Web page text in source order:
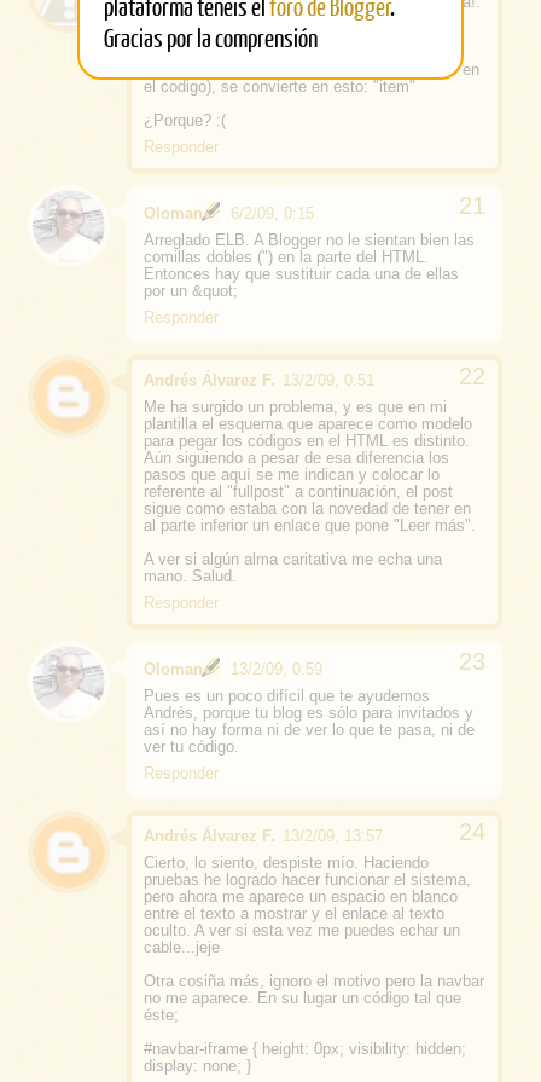
Verás, lo he puesto todo exactamente como
dices ahí. Cuando guardo plantilla, me doy
cuenta de que la palabra "item" (que aparece en
el codigo), se convierte en esto: "item"
¿Porque? :(
Responder
Oloman
6/2/09, 0:15
Arreglado ELB. A Blogger no le sientan bien las
comillas dobles (") en la parte del HTML.
Entonces hay que sustituir cada una de ellas
por un &quot;
Responder
Andrés Álvarez F. 13/2/09, 0:51
Me ha surgido un problema, y es que en mi
plantilla el esquema que aparece como modelo
para pegar los códigos en el HTML es distinto.
Aún siguiendo a pesar de esa diferencia los
pasos que aquí se me indican y colocar lo
referente al "fullpost" a continuación, el post
sigue como estaba con la novedad de tener en
al parte inferior un enlace que pone "Leer más".
A ver si algún alma caritativa me echa una
mano. Salud.
Responder
Oloman
13/2/09, 0:59
Pues es un poco difícil que te ayudemos
Andrés, porque tu blog es sólo para invitados y
así no hay forma ni de ver lo que te pasa, ni de
ver tu código.
Responder
Andrés Álvarez F. 13/2/09, 13:57
Cierto, lo siento, despiste mío. Haciendo
pruebas he logrado hacer funcionar el sistema,
pero ahora me aparece un espacio en blanco
entre el texto a mostrar y el enlace al texto
oculto. A ver si esta vez me puedes echar un
cable...jeje
Otra cosiña más, ignoro el motivo pero la navbar
no me aparece. En su lugar un código tal que
éste;
#navbar-iframe { height: 0px; visibility: hidden;
display: none; }
Gracias por la comprensión